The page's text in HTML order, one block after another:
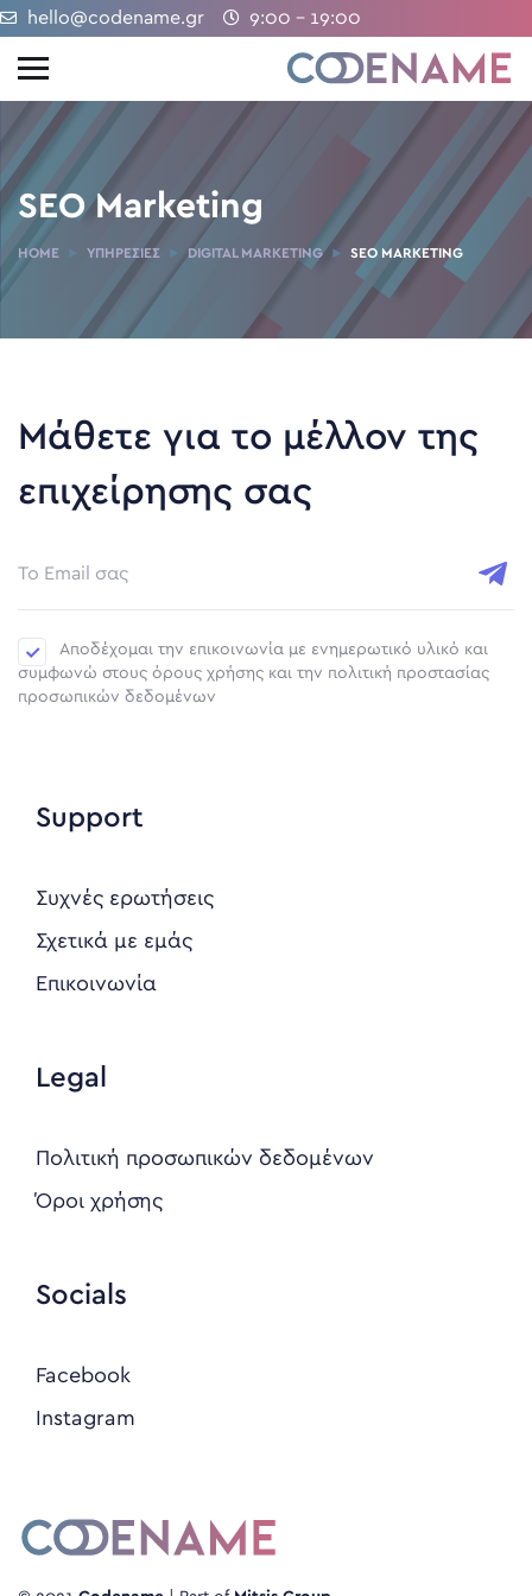
hello@codename.gr 9:00 - 19:00
SEO Marketing
HOME ΥΠΗΡΕΣΊΕΣ DIGITAL MARKETING SEO MARKETING
Μάθετε για το μέλλον της
επιχείρησης σας
Αποδέχομαι την επικοινωνία με ενημερωτικό υλικό και
συμφωνώ στους όρους χρήσης και την πολιτική προστασίας
προσωπικών δεδομένων
Support
Συχνές ερωτήσεις
Σχετικά με εμάς
Επικοινωνία
Legal
Πολιτική προσωπικών δεδομένων
Όροι χρήσης
Socials
Facebook
Instagram